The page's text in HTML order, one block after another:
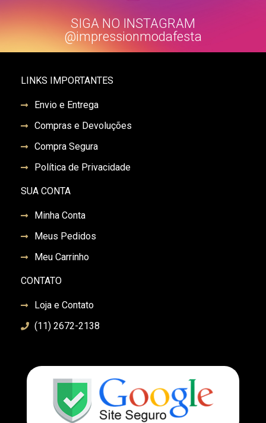
SIGA NO INSTAGRAM
@impressionmodafesta
LINKS IMPORTANTES
Envio e Entrega
Compras e Devoluções
Compra Segura
Política de Privacidade
SUA CONTA
Minha Conta
Meus Pedidos
Meu Carrinho
CONTATO
Loja e Contato
(11) 2672-2138